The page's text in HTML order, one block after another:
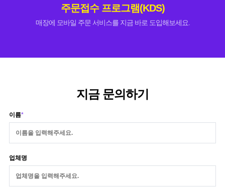
주문접수 프로그램(KDS)
매장에 모바일 주문 서비스를 지금 바로 도입해보세요.
지금 문의하기
이름*
업체명